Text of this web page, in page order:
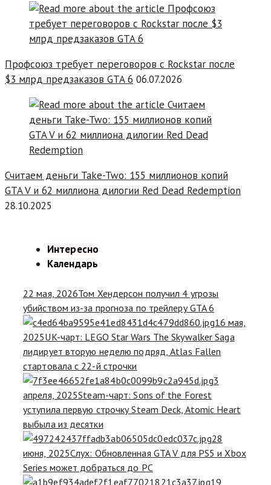
Профсоюз требует переговоров с Rockstar после
$3 млрд предзаказов GTA 6 06.07.2026
Считаем деньги Take-Two: 155 миллионов копий
GTA V и 62 миллиона дилогии Red Dead Redemption
28.10.2025
Интересно
Календарь
22 мая, 2026Том Хендерсон получил 4 угрозы
убийством из-за прогноза по трейлеру GTA 6
16 мая,
2025UK-чарт: LEGO Star Wars The Skywalker Saga
лидирует вторую неделю подряд, Atlas Fallen
стартовала с 22-й строчки
3
апреля, 2025Steam-чарт: Sons of the Forest
уступила первую строчку Steam Deck, Atomic Heart
выбыла из десятки
28
июня, 2025Слух: Обновленная GTA V для PS5 и Xbox
Series может добраться до PC
19